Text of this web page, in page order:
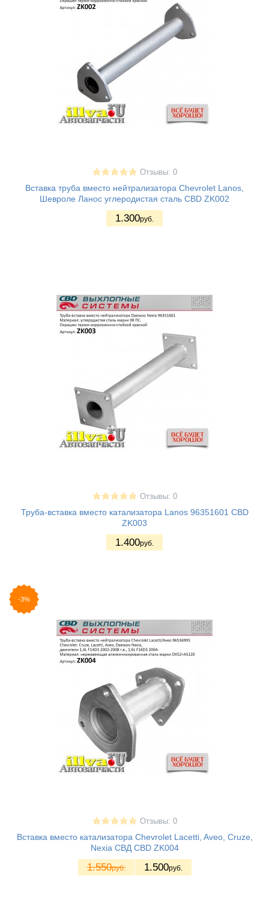
Отзывы: 0
Вставка труба вместо нейтрализатора Chevrolet Lanos,
Шевроле Ланос углеродистая сталь CBD ZK002
1.300руб.
Отзывы: 0
Труба-вставка вместо катализатора Lanos 96351601 CBD
ZK003
1.400руб.
-3%
Отзывы: 0
Вставка вместо катализатора Chevrolet Lacetti, Aveo, Cruze,
Nexia СВД CBD ZK004
1.550руб. 1.500руб.